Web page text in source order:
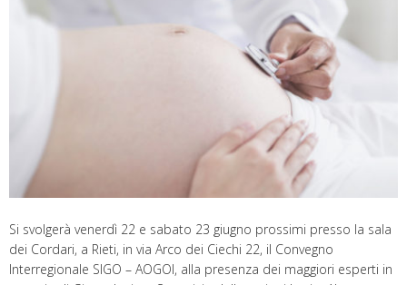
Si svolgerà venerdì 22 e sabato 23 giugno prossimi presso la sala
dei Cordari, a Rieti, in via Arco dei Ciechi 22, il Convegno
Interregionale SIGO – AOGOI, alla presenza dei maggiori esperti in